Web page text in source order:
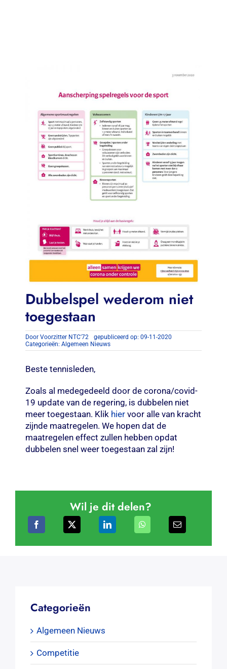
Dubbelspel wederom niet
toegestaan
Door Voorzitter NTC'72
gepubliceerd op: 09-11-2020
Categorieën: Algemeen Nieuws
Beste tennisleden,
Zoals al medegedeeld door de corona/covid-
19 update van de regering, is dubbelen niet
meer toegestaan. Klik hiervoor alle van kracht
zijnde maatregelen. We hopen dat de
maatregelen effect zullen hebben opdat
dubbelen snel weer toegestaan zal zijn!
Wil je dit delen?
Categorieën
Algemeen Nieuws
Competitie